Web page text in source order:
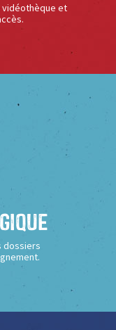
et
dossiers